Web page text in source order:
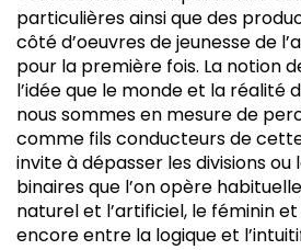
particulières ainsi que des
côté d’oeuvres de jeunesse de
pour la première fois. La notion
l’idée que le monde et la réalité
nous sommes en mesure de
comme fils conducteurs de
invite à dépasser les divisions ou
binaires que l’on opère
naturel et l’artificiel, le féminin
encore entre la logique et